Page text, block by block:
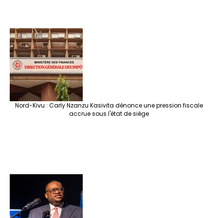
Nord-Kivu : Carly Nzanzu Kasivita dénonce une pression fiscale
accrue sous l'état de siège